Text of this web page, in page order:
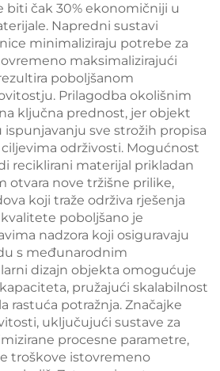
biti čak 30% ekonomičniji u
Napredni sustavi
minimaliziraju potrebe za
maksimalizirajući
poboljšanom
Prilagodba okolišnim
ključna prednost, jer objekt
sve strožih propisa
održivosti. Mogućnost
reciklirani materijal prikladan
otvara nove tržišne prilike,
koji traže održiva rješenja
poboljšano je
nadzora koji osiguravaju
s međunarodnim
dizajn objekta omogućuje
pružajući skalabilnost
rastuća potražnja. Značajke
uključujući sustave za
procesne parametre,
troškove istovremeno